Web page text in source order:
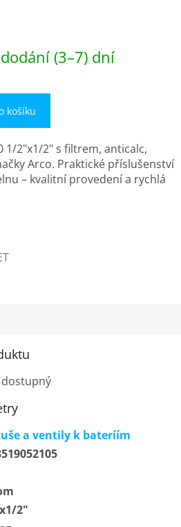
(3–7) dní
košíku
1/2"x1/2" s filtrem, anticalc,
Arco. Praktické příslušenství
– kvalitní provedení a rychlá
a ventily k bateríím
2"